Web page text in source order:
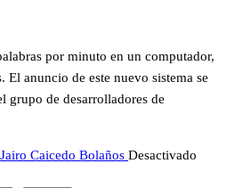
por minuto en un computador,
El anuncio de este nuevo sistema se
grupo de desarrolladores de
Caicedo Bolaños Desactivado